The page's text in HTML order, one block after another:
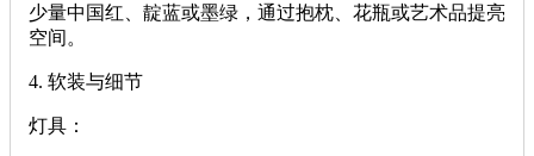
少量中国红、靛蓝或墨绿，通过抱枕、花瓶或艺术品提亮
空间。
‌4. 软装与细节‌
‌灯具‌：